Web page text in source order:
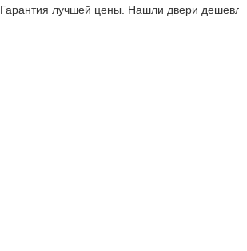
Гарантия лучшей цены. Нашли двери